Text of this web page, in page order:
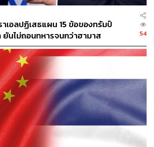
เอลปฏิเสธแผน 15 ข้อของทรัมป์
นไม่ถอนทหารจนกว่าฮามาส
54